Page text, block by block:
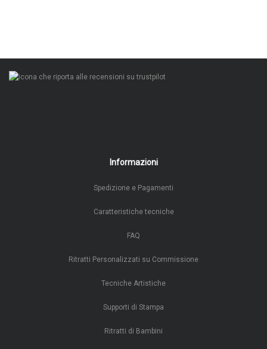
Informazioni
Spedizione e Pagamenti
Caratteristiche tecniche
FAQ
Ritratti Personalizzati su Commissione
Tecniche Artistiche
Supporti di Stampa
Ritratti di Bambini